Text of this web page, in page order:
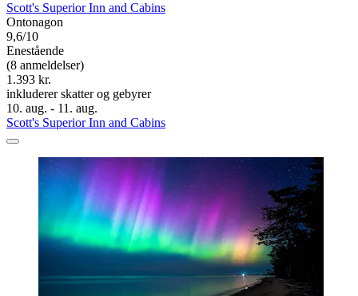
Scott's Superior Inn and Cabins
Ontonagon
9,6/10
Enestående
(8 anmeldelser)
1.393 kr.
inkluderer skatter og gebyrer
10. aug. - 11. aug.
Scott's Superior Inn and Cabins